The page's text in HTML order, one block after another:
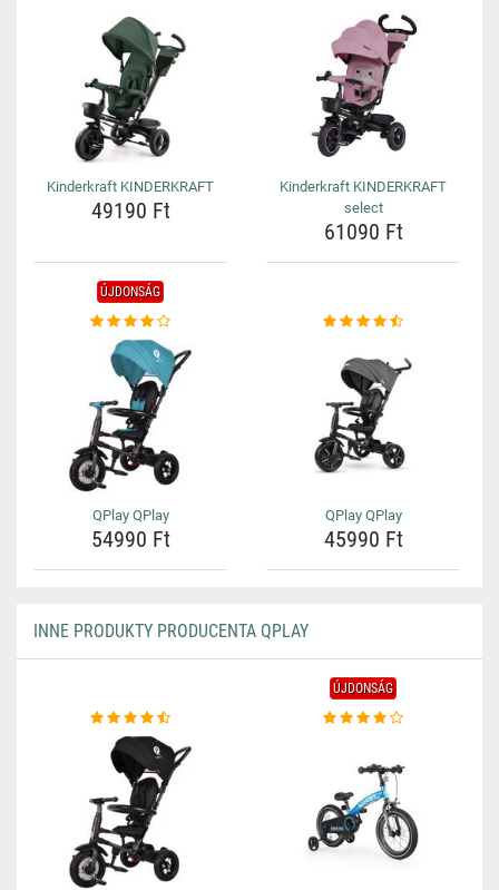
Kinderkraft KINDERKRAFT
49190 Ft
Kinderkraft KINDERKRAFT
select
61090 Ft
ÚJDONSÁG
QPlay QPlay
54990 Ft
QPlay QPlay
45990 Ft
INNE PRODUKTY PRODUCENTA QPLAY
ÚJDONSÁG